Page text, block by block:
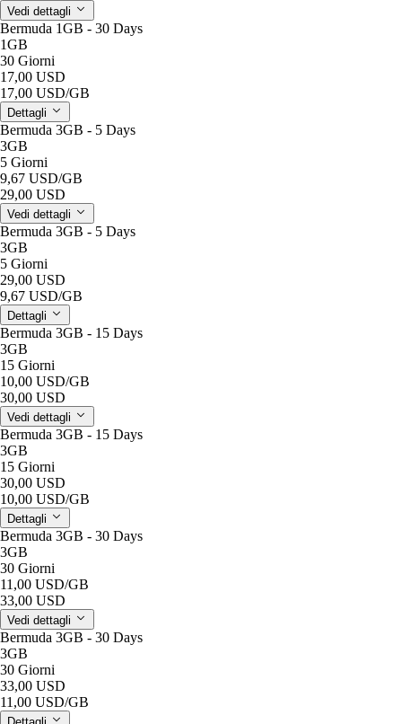
Vedi dettagli
Bermuda 1GB - 30 Days
1GB
30 Giorni
17,00 USD
17,00 USD/GB
Dettagli
Bermuda 3GB - 5 Days
3GB
5 Giorni
9,67 USD/GB
29,00 USD
Vedi dettagli
Bermuda 3GB - 5 Days
3GB
5 Giorni
29,00 USD
9,67 USD/GB
Dettagli
Bermuda 3GB - 15 Days
3GB
15 Giorni
10,00 USD/GB
30,00 USD
Vedi dettagli
Bermuda 3GB - 15 Days
3GB
15 Giorni
30,00 USD
10,00 USD/GB
Dettagli
Bermuda 3GB - 30 Days
3GB
30 Giorni
11,00 USD/GB
33,00 USD
Vedi dettagli
Bermuda 3GB - 30 Days
3GB
30 Giorni
33,00 USD
11,00 USD/GB